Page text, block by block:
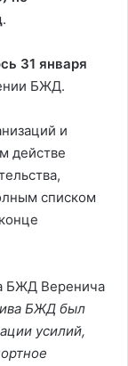
.
31 января
БЖД.
и
действе
списком
БЖД Веренича
БЖД был
усилий,